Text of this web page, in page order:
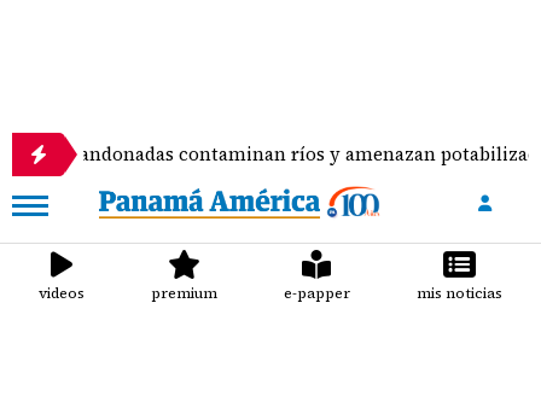
contaminan ríos y amenazan potabilizadora en La
videos premium e-papper mis noticias